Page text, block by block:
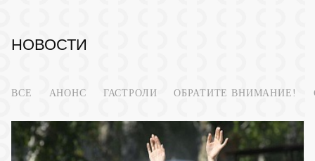
НОВОСТИ
ВСЕ АНОНС ГАСТРОЛИ ОБРАТИТЕ ВНИМАНИЕ!